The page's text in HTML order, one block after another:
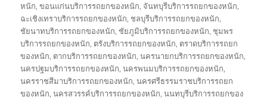
หนัก,ขอนแก่นบริการรถยกของหนัก, จันทบุรีบริการรถยกของหนัก,
ฉะเชิงเทราบริการรถยกของหนัก, ชลบุรีบริการรถยกของหนัก,
ชัยนาทบริการรถยกของหนัก, ชัยภูมิบริการรถยกของหนัก, ชุมพร
บริการรถยกของหนัก, ตรังบริการรถยกของหนัก, ตราดบริการรถยก
ของหนัก, ตากบริการรถยกของหนัก,นครนายกบริการรถยกของหนัก,
นครปฐมบริการรถยกของหนัก,นครพนมบริการรถยกของหนัก,
นครราชสีมาบริการรถยกของหนัก,นครศรีธรรมราชบริการรถยก
ของหนัก,นครสวรรค์บริการรถยกของหนัก,นนทบุรีบริการรถยกของ